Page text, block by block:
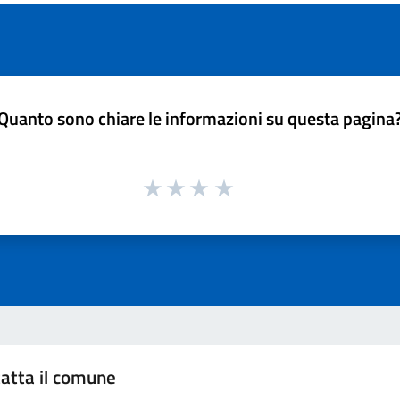
sono chiare le informazioni su questa
il comune